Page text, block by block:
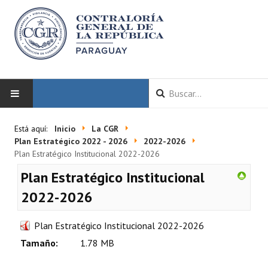
LA CGR
Autoridades
Misión y Visión
Marco Normativo
Está aquí: Inicio
La CGR
Plan Estratégico 2022 - 2026
2022-2026
Plan Estratégico Institucional 2022-2026
Plan Estratégico Institucional
2022-2026
Plan Estratégico Institucional 2022-2026
Tamaño:
1.78 MB